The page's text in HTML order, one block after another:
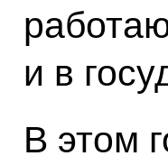
и в
В этом